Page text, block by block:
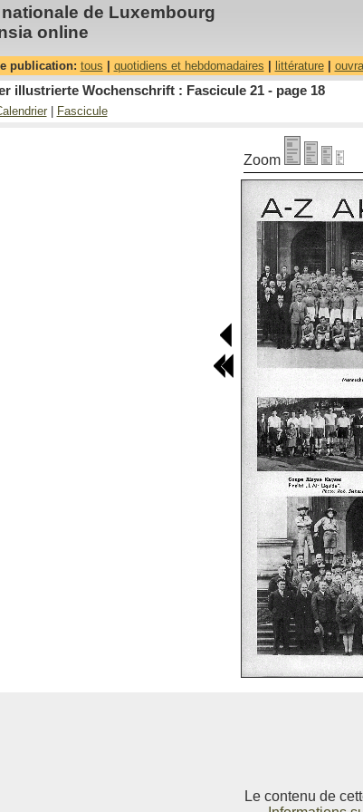
de Luxembourg
online
publication: tous quotidiens et hebdomadaires littérature|
illustrierte Wochenschrift : Fascicule 21 - page 18
| Fascicule
Zoom
Le contenu de